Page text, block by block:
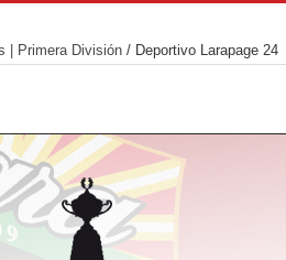
| Primera División/ Deportivo Larapage 24